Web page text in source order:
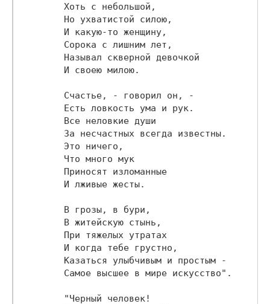
        Хоть с небольшой,
        Но ухватистой силою,
        И какую-то женщину,
        Сорока с лишним лет,
        Называл скверной девочкой
        И своею милою.
        Счастье, - говорил он, -
        Есть ловкость ума и рук.
        Все неловкие души
        За несчастных всегда известны.
        Это ничего,
        Что много мук
        Приносят изломанные
        И лживые жесты.
        В грозы, в бури,
        В житейскую стынь,
        При тяжелых утратах
        И когда тебе грустно,
        Казаться улыбчивым и простым -
        Самое высшее в мире искусство".
        "Черный человек!